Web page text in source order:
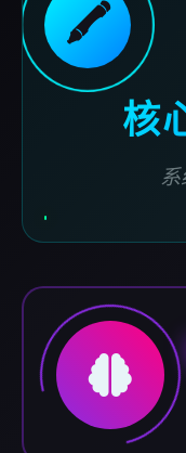
🖍️
核